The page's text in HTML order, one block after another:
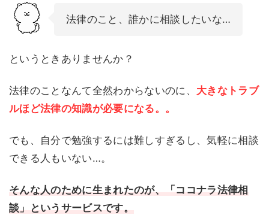
法律のこと、誰かに相談したいな…
というときありませんか？
法律のことなんて全然わからないのに、 大きなトラブ
ルほど法律の知識が必要になる。。
でも、自分で勉強するには難しすぎるし、気軽に相談
できる人もいない…。
そんな人のために生まれたのが、「ココナラ法律相
談」というサービスです。